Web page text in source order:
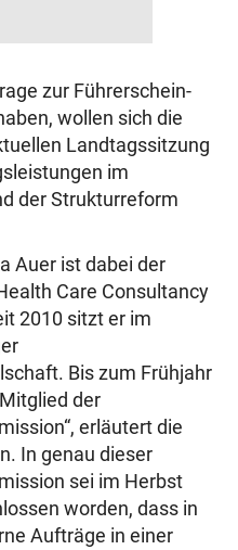
zur Führerschein-
wollen sich die
Landtagssitzung
im
der Strukturreform
Auer ist dabei der
Care Consultancy
2010 sitzt er im
Bis zum Frühjahr
der
erläutert die
In genau dieser
sei im Herbst
worden, dass in
Aufträge in einer